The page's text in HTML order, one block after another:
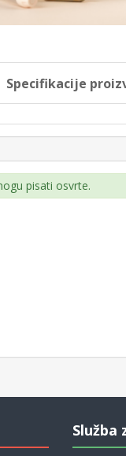
Specifikacije
pisati osvrte.
Služba